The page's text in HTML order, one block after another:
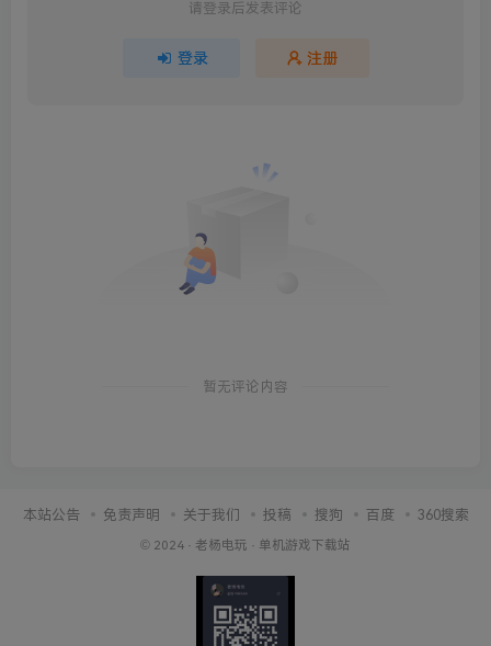
请登录后发表评论
登录 注册
暂无评论内容
本站公告 免责声明 关于我们 投稿 搜狗 百度 360搜索
© 2024 · 老杨电玩 · 单机游戏下载站